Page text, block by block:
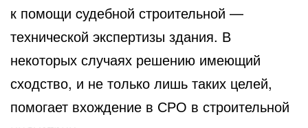
к помощи cудебной строительной —
технической экспертизы здания. В
некоторых случаях решению имеющий
сходство, и не только лишь таких целей,
помогает вхождение в СРО в строительной